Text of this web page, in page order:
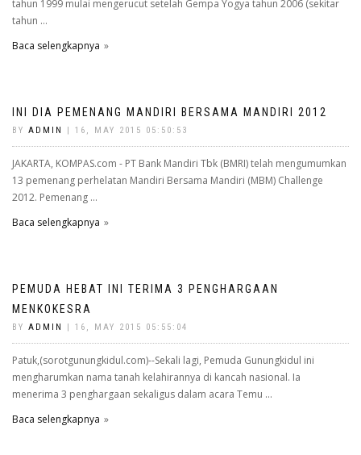
tahun 1999 mulai mengerucut setelah Gempa Yogya tahun 2006 (sekitar
tahun ...
Baca selengkapnya
INI DIA PEMENANG MANDIRI BERSAMA MANDIRI 2012
BY ADMIN | 16, MAY 2015 05:50:53
JAKARTA, KOMPAS.com - PT Bank Mandiri Tbk (BMRI) telah mengumumkan
13 pemenang perhelatan Mandiri Bersama Mandiri (MBM) Challenge
2012. Pemenang ...
Baca selengkapnya
PEMUDA HEBAT INI TERIMA 3 PENGHARGAAN
MENKOKESRA
BY ADMIN | 16, MAY 2015 05:55:04
Patuk,(sorotgunungkidul.com)--Sekali lagi, Pemuda Gunungkidul ini
mengharumkan nama tanah kelahirannya di kancah nasional. Ia
menerima 3 penghargaan sekaligus dalam acara Temu ...
Baca selengkapnya